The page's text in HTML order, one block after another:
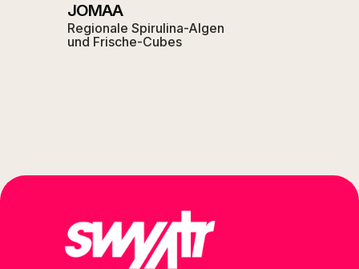
JOMAA
Regionale Spirulina-Algen
und Frische-Cubes